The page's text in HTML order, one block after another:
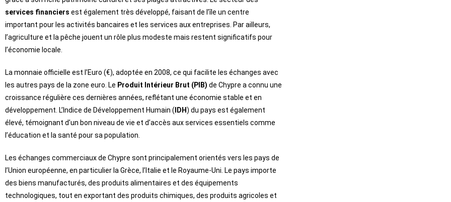
services financiers est également très développé, faisant de l’île un centre
important pour les activités bancaires et les services aux entreprises. Par ailleurs,
l’agriculture et la pêche jouent un rôle plus modeste mais restent significatifs pour
l’économie locale.
La monnaie officielle est l’Euro (€), adoptée en 2008, ce qui facilite les échanges avec
les autres pays de la zone euro. Le Produit Intérieur Brut (PIB) de Chypre a connu une
croissance régulière ces dernières années, reflétant une économie stable et en
développement. L’Indice de Développement Humain ( IDH) du pays est également
élevé, témoignant d’un bon niveau de vie et d’accès aux services essentiels comme
l’éducation et la santé pour sa population.
Les échanges commerciaux de Chypre sont principalement orientés vers les pays de
l’Union européenne, en particulier la Grèce, l’Italie et le Royaume-Uni. Le pays importe
des biens manufacturés, des produits alimentaires et des équipements
technologiques, tout en exportant des produits chimiques, des produits agricoles et